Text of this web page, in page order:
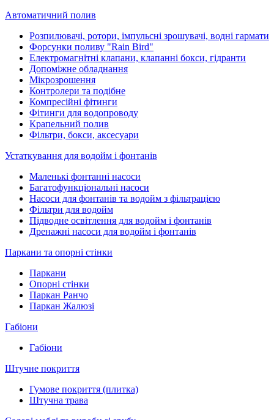
Автоматичний полив
Розпилювачі, ротори, імпульсні зрошувачі, водні гармати
Форсунки поливу "Rain Bird"
Електромагнітні клапани, клапанні бокси, гідранти
Допоміжне обладнання
Мікрозрошення
Контролери та подібне
Компресійні фітинги
Фітинги для водопроводу
Крапельний полив
Фільтри, бокси, аксесуари
Устаткування для водойм і фонтанів
Маленькі фонтанні насоси
Багатофункціональні насоси
Насоси для фонтанів та водойм з фільтрацією
Фільтри для водойм
Підводне освітлення для водойм і фонтанів
Дренажні насоси для водойм і фонтанів
Паркани та опорні стінки
Паркани
Опорні стінки
Паркан Ранчо
Паркан Жалюзі
Габіони
Габіони
Штучне покриття
Гумове покриття (плитка)
Штучна трава